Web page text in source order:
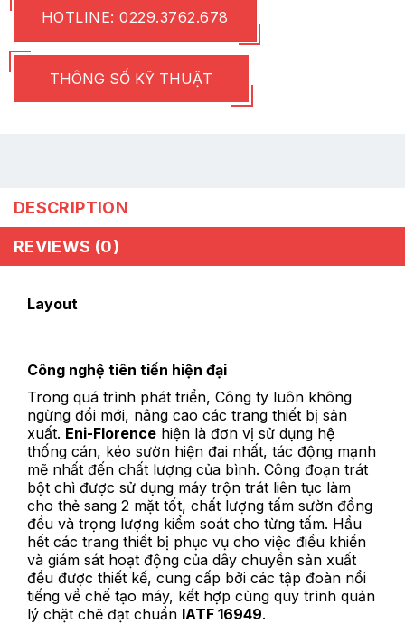
HOTLINE: 0229.3762.678
THÔNG SỐ KỸ THUẬT
DESCRIPTION
REVIEWS (0)
Layout
Công nghệ tiên tiến hiện đại
Trong quá trình phát triển, Công ty luôn không
ngừng đổi mới, nâng cao các trang thiết bị sản
xuất. Eni-Florence hiện là đơn vị sử dụng hệ
thống cán, kéo sườn hiện đại nhất, tác động mạnh
mẽ nhất đến chất lượng của bình. Công đoạn trát
bột chì được sử dụng máy trộn trát liên tục làm
cho thẻ sang 2 mặt tốt, chất lượng tấm sườn đồng
đều và trọng lượng kiểm soát cho từng tấm. Hầu
hết các trang thiết bị phục vụ cho việc điều khiển
và giám sát hoạt động của dây chuyền sản xuất
đều được thiết kế, cung cấp bởi các tập đoàn nổi
tiếng về chế tạo máy, kết hợp cùng quy trình quản
lý chặt chẽ đạt chuẩn IATF 16949.